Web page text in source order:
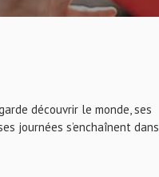
découvrir le monde, ses
journées s’enchaînent dans